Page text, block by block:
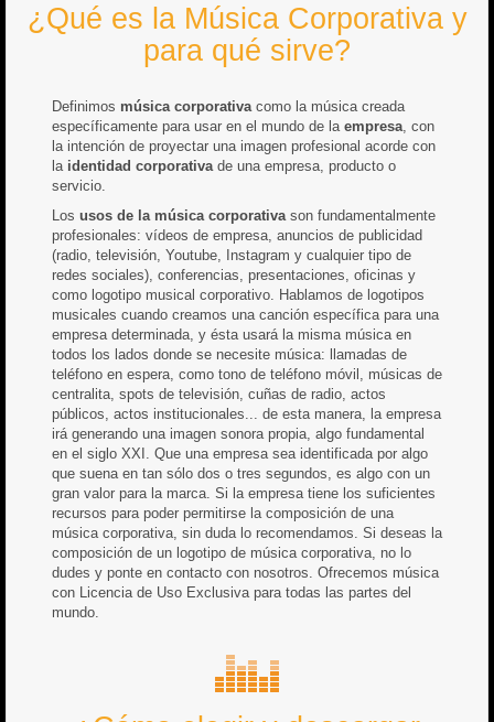
¿Qué es la Música Corporativa y
para qué sirve?
Definimos música corporativa como la música creada
específicamente para usar en el mundo de la empresa , con
la intención de proyectar una imagen profesional acorde con
la identidad corporativa de una empresa, producto o
servicio.
Los usos de la música corporativa son fundamentalmente
profesionales: vídeos de empresa, anuncios de publicidad
(radio, televisión, Youtube, Instagram y cualquier tipo de
redes sociales), conferencias, presentaciones, oficinas y
como logotipo musical corporativo. Hablamos de logotipos
musicales cuando creamos una canción específica para una
empresa determinada, y ésta usará la misma música en
todos los lados donde se necesite música: llamadas de
teléfono en espera, como tono de teléfono móvil, músicas de
centralita, spots de televisión, cuñas de radio, actos
públicos, actos institucionales... de esta manera, la empresa
irá generando una imagen sonora propia, algo fundamental
en el siglo XXI. Que una empresa sea identificada por algo
que suena en tan sólo dos o tres segundos, es algo con un
gran valor para la marca. Si la empresa tiene los suficientes
recursos para poder permitirse la composición de una
música corporativa, sin duda lo recomendamos. Si deseas la
composición de un logotipo de música corporativa, no lo
dudes y ponte en contacto con nosotros. Ofrecemos música
con Licencia de Uso Exclusiva para todas las partes del
mundo.